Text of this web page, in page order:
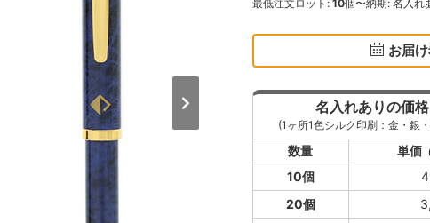
最低注文ロット: 10個〜納期: 名入れ
お届
名入れありの価格
(1ヶ所1色シルク印刷：金・銀
数量
単価
10個
20個